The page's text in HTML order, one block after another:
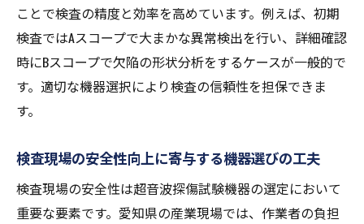
ことで検査の精度と効率を高めています。例えば、初期
検査ではAスコープで大まかな異常検出を行い、詳細確認
時にBスコープで欠陥の形状分析をするケースが一般的で
す。適切な機器選択により検査の信頼性を担保できま
す。
検査現場の安全性向上に寄与する機器選びの工夫
検査現場の安全性は超音波探傷試験機器の選定において
重要な要素です。愛知県の産業現場では、作業者の負担